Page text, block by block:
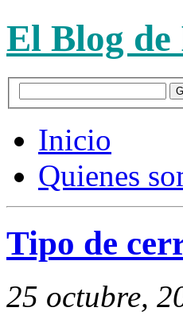
El Blog de
Inicio
Quienes
Tipo de
25 octubre,